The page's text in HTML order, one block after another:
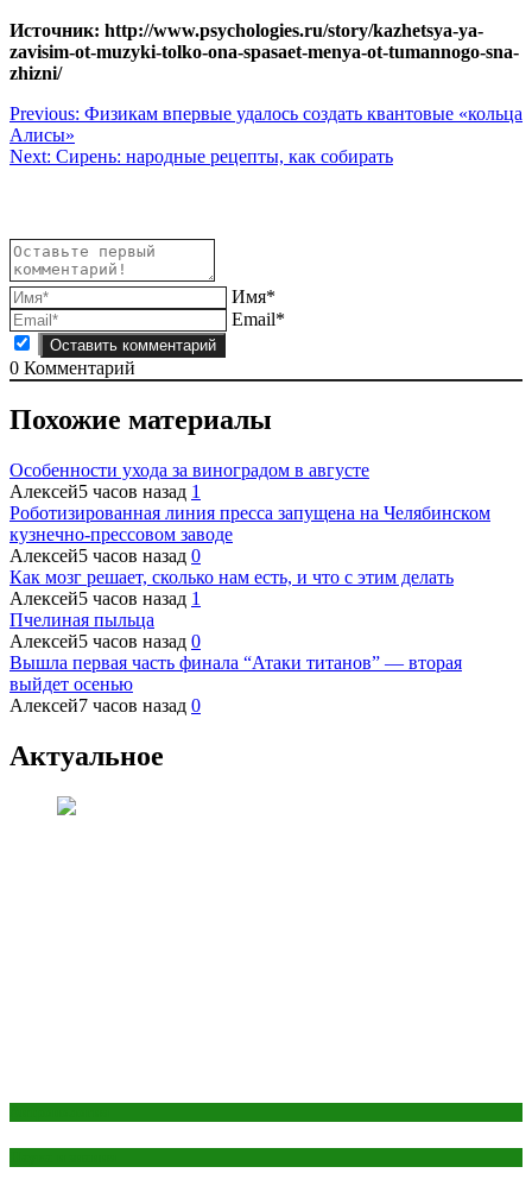
Источник: http://www.psychologies.ru/story/kazhetsya-ya-
zavisim-ot-muzyki-tolko-ona-spasaet-menya-ot-tumannogo-sna-
zhizni/
Навигация
по
Previous: Физикам впервые удалось создать квантовые «кольца
Алисы»
Next: Сирень: народные рецепты, как собирать
Имя*
Email*
0 Комментарий
Похожие материалы
Особенности ухода за виноградом в августе
Алексей5 часов назад 1
Роботизированная линия пресса запущена на Челябинском
кузнечно-прессовом заводе
Алексей5 часов назад 0
Как мозг решает, сколько нам есть, и что с этим делать
Алексей5 часов назад 1
Пчелиная пыльца
Алексей5 часов назад 0
Вышла первая часть финала “Атаки титанов” — вторая
выйдет осенью
Алексей7 часов назад 0
Актуальное